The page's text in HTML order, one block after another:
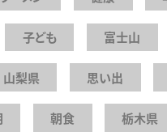
子ども 富士山
山梨県 思い出
朝食 栃木県